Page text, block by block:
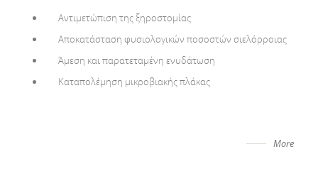
Αντιμετώπιση της ξηροστομίας
Αποκατάσταση φυσιολογικών ποσοστών σιελόρροιας
Άμεση και παρατεταμένη ενυδάτωση
Καταπολέμηση μικροβιακής πλάκας
More